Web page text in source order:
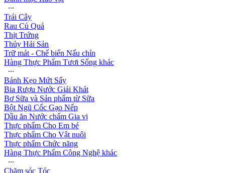
∙∙∙
Trái Cây
Rau Củ Quả
Thịt Trứng
Thủy Hải Sản
Trữ mát - Chế biến Nấu chín
Hàng Thực Phẩm Tươi Sống khác
∙∙∙
Bánh Kẹo Mứt Sấy
Bia Rượu Nước Giải Khát
Bơ Sữa và Sản phẩm từ Sữa
Bột Ngũ Cốc Gạo Nếp
Dầu ăn Nước chấm Gia vị
Thực phẩm Cho Em bé
Thực phẩm Cho Vật nuôi
Thực phẩm Chức năng
Hàng Thực Phẩm Công Nghệ khác
∙∙∙
Chăm sóc Tóc